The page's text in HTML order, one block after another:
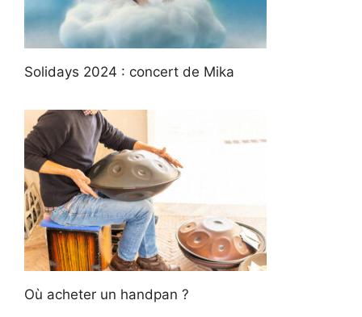
Solidays 2024 : concert de Mika
Où acheter un handpan ?